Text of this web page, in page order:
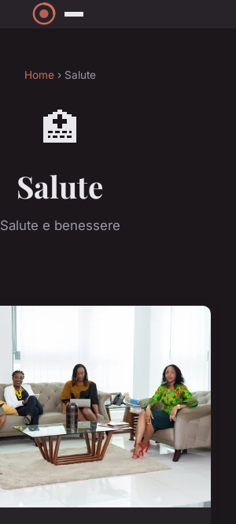
Home› Salute
🏥
Salute
Salute e benessere